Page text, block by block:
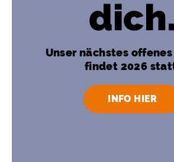
dich.
Unser nächstes
findet 2026
INFO HIER